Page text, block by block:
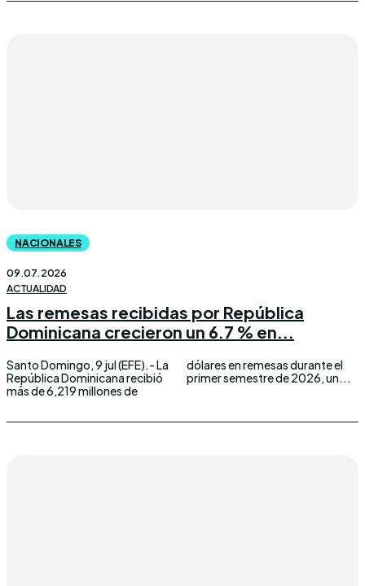
NACIONALES
09.07.2026
ACTUALIDAD
Las remesas recibidas por República
Dominicana crecieron un 6.7 % en...
Santo Domingo, 9 jul (EFE).- La
República Dominicana recibió
más de 6,219 millones de
dólares en remesas durante el
primer semestre de 2026, un...